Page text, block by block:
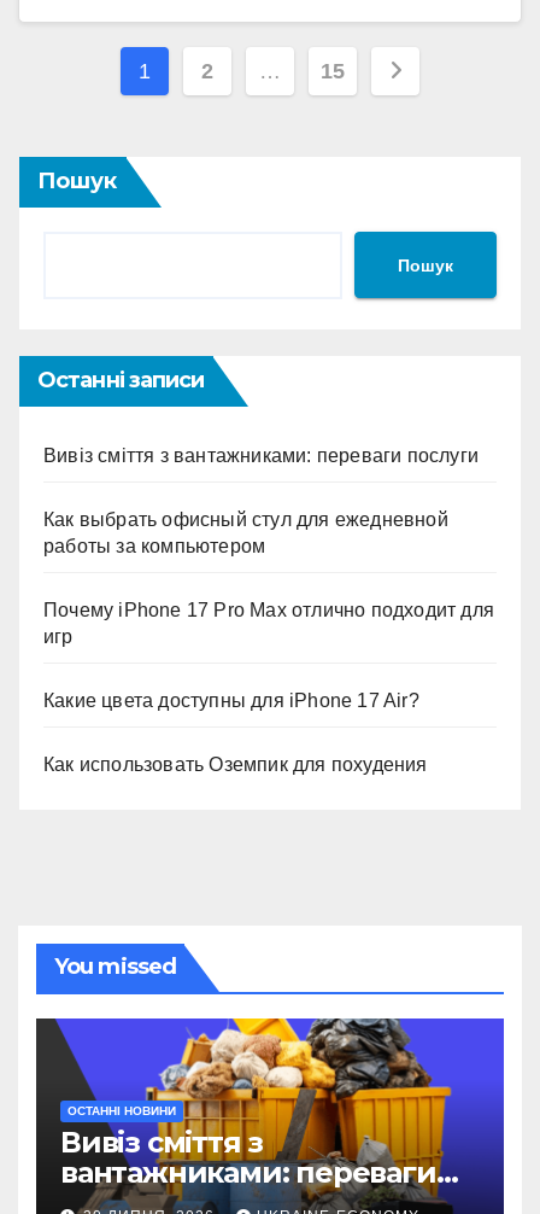
Навігація
1 2 … 15
Пошук
Пошук
Останні записи
Вивіз сміття з вантажниками: переваги послуги
Как выбрать офисный стул для ежедневной
работы за компьютером
Почему iPhone 17 Pro Max отлично подходит для
игр
Какие цвета доступны для iPhone 17 Air?
Как использовать Оземпик для похудения
You missed
ОСТАННІ НОВИНИ
Вивіз сміття з
вантажниками: переваги
послуги